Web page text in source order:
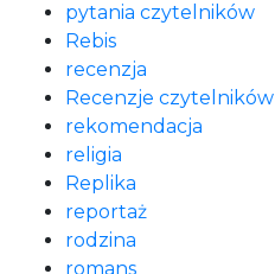
pytania czytelników
Rebis
recenzja
Recenzje czytelników
rekomendacja
religia
Replika
reportaż
rodzina
romans